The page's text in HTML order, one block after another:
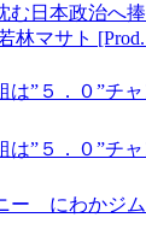
む日本政治へ
林マサト [Prod.
”５．０”チャ
”５．０”チャ
ー にわかジム